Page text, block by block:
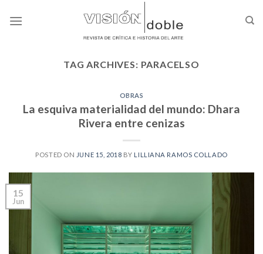
TAG ARCHIVES: PARACELSO
OBRAS
La esquiva materialidad del mundo: Dhara
Rivera entre cenizas
POSTED ON JUNE 15, 2018 BY LILLIANA RAMOS COLLADO
15
Jun